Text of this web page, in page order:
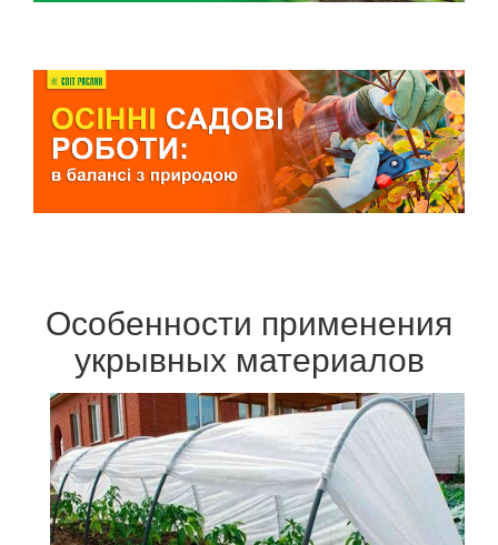
Особенности применения
укрывных материалов